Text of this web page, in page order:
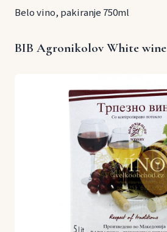
Belo vino, pakiranje 750ml
BIB Agronikolov White wine